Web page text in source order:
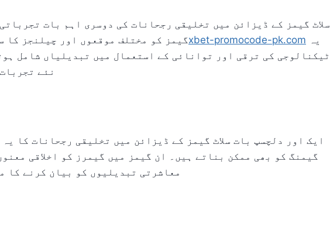
سلاٹ گیمز کے ڈیزائن میں تخلیقی رجحانات کی دوسری اہم بات
گیمز کو مختلف موقعوں اور چیلنجز کا1xbet-promocode-pk.com
ٹیکنالوجی کی ترقی اور توانائی کے استعمال میں تبدیلیاں شامل
نئے
ایک اور دلچسپ بات سلاٹ گیمز کے ڈیزائن میں تخلیقی رجحانات کا
گیمنگ کو بھی ممکن بناتے ہیں۔ ان گیمز میں گیمرز کو اخلاقی
معاشرتی تبدیلیوں کو بیان کرنے کا